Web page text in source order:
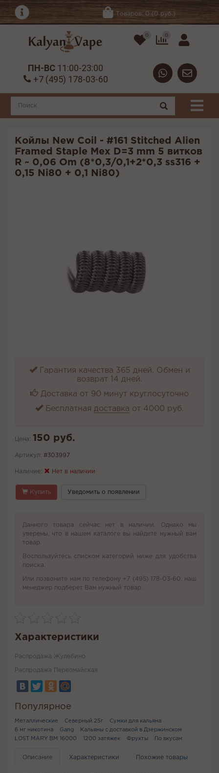
Товаров: 0 (0 руб.)
0 0
ПН-ВС 11:00-23:00
+7 (495) 178-03-60
Койлы New Coil - #161 Stitched Alien
Framed Staple Мех D=3 mm 5 витков
R ~ 0,06 Om (8*0,3/0,1+2*0,3 ss316 +
0,15 Ni80 + 0,1 Ni80)
Гарантия качества 365 дней. Обмен и
возврат 14 дней.
Доставка от 90 минут круглосуточно
Бесплатная доставка от 4000 руб.
Цена: 150 руб.
Артикул: #303997
Наличие: Нет в наличии
Купить Уведомить о появлении
Данного товара сейчас нет в наличии. Однако мы
уверены, что в нашем каталоге вы найдете нужный вам
товар.
Воспользуйтесь списком категорий ниже для удобства
поиска.
Или позвоните нам по телефону +7 (495) 178-03-60, наш
менеджер подберет Вам нужный товар.
Характеристики
Распродажа Жулебино
Распродажа Первомайская
Популярное
Металлические Северный 25г
Сумки для кальяна
6 мг никотина
Gang
Кальяны с доставкой в Дзержинском
LOST MARY BM 16000
1200 затяжек Фрукты По вкусам
Описание Характеристики Похожие товары